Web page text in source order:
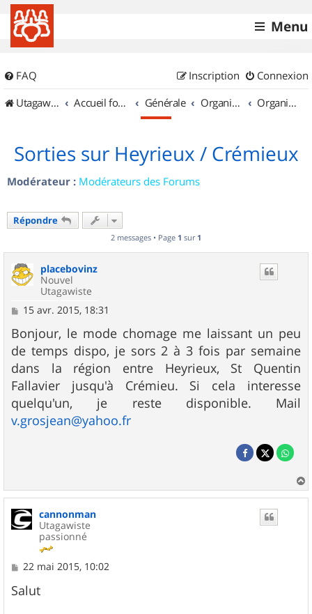
Menu
FAQ Connexion
Inscription
UtagawaVTT (Randos VTT et VTTAE avec traces GPS)
Accueil forum Générale Organisation de sorties & Recherche de partenaires Organisation de sorties en région Rhône Alpes
Sorties sur Heyrieux / Crémieux
Modérateur : Modérateurs des Forums
Répondre
2 messages • Page 1 sur 1
placebovinz
Nouvel
Utagawiste
M
s
s
a
g
e
15 avr. 2015, 18:31
Bonjour, le mode chomage me laissant un peu
de temps dispo, je sors 2 à 3 fois par semaine
dans la région entre Heyrieux, St Quentin
Fallavier jusqu'à Crémieu. Si cela interesse
quelqu'un, je reste disponible. Mail
v.grosjean@yahoo.fr
a
cannonman
Utagawiste
passionné
M
s
s
22 mai 2015, 10:02
Salut